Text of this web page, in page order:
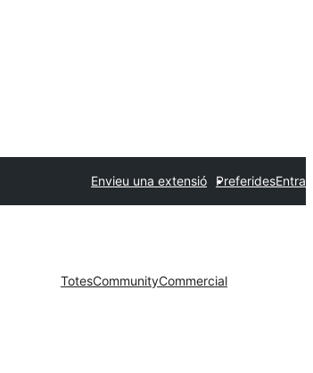
Envieu una extensió PreferidesEntra
TotesCommunityCommercial